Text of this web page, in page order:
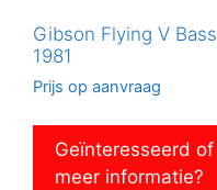
Gibson Flying V Bass
1981
Prijs op aanvraag
Geïnteresseerd of
meer informatie?